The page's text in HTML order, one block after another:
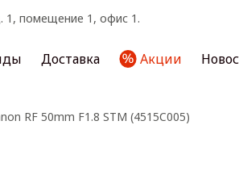
1, помещение 1, офис 1.
Доставка Акции
RF 50mm F1.8 STM (4515C005)